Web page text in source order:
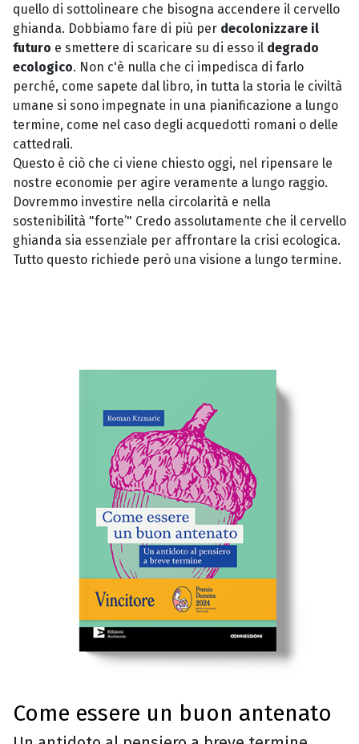
quello di sottolineare che bisogna accendere il cervello
ghianda. Dobbiamo fare di più per decolonizzare il
futuro e smettere di scaricare su di esso il degrado
ecologico. Non c'è nulla che ci impedisca di farlo
perché, come sapete dal libro, in tutta la storia le civiltà
umane si sono impegnate in una pianificazione a lungo
termine, come nel caso degli acquedotti romani o delle
cattedrali.
Questo è ciò che ci viene chiesto oggi, nel ripensare le
nostre economie per agire veramente a lungo raggio.
Dovremmo investire nella circolarità e nella
sostenibilità "forte’" Credo assolutamente che il cervello
ghianda sia essenziale per affrontare la crisi ecologica.
Tutto questo richiede però una visione a lungo termine.
Come essere un buon antenato